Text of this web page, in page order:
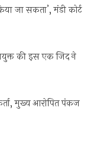
जा सकता’, मंडी कोर्ट
की इस एक जिद ने
मुख्य आरोपित पंकज